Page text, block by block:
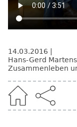
14.03.2016
Hans-Gerd
Zusammenleben